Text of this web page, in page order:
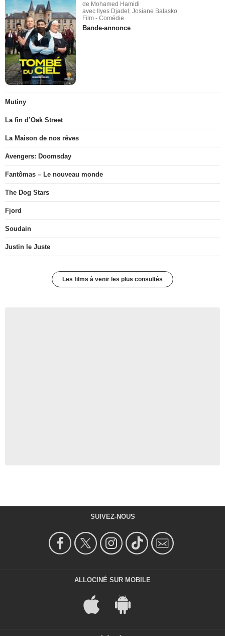
de Mohamed Hamidi
avec Ilyes Djadel, Josiane Balasko
Film - Comédie
Bande-annonce
Mutiny
La fin d’Oak Street
La Maison de nos rêves
Avengers: Doomsday
Fantômas – Le nouveau monde
The Dog Stars
Fjord
Soudain
Justin le Juste
Les films à venir les plus consultés
SUIVEZ-NOUS
ALLOCINÉ SUR MOBILE